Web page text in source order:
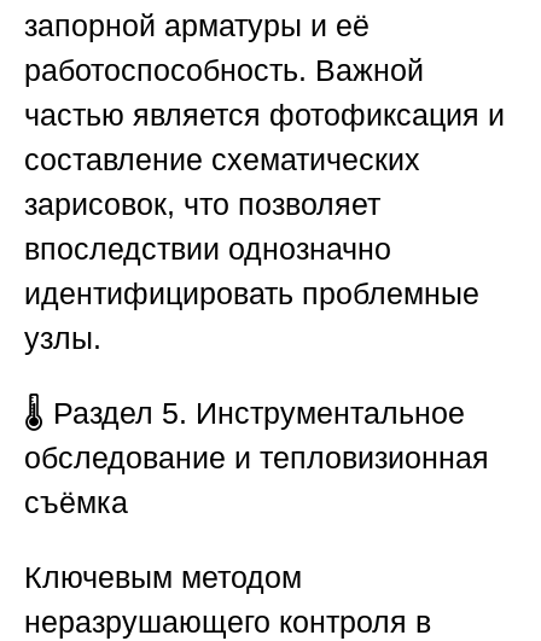
запорной арматуры и её
работоспособность. Важной
частью является фотофиксация и
составление схематических
зарисовок, что позволяет
впоследствии однозначно
идентифицировать проблемные
узлы.
🌡️ Раздел 5. Инструментальное
обследование и тепловизионная
съёмка
Ключевым методом
неразрушающего контроля в